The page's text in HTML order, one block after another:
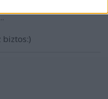
biztos:)